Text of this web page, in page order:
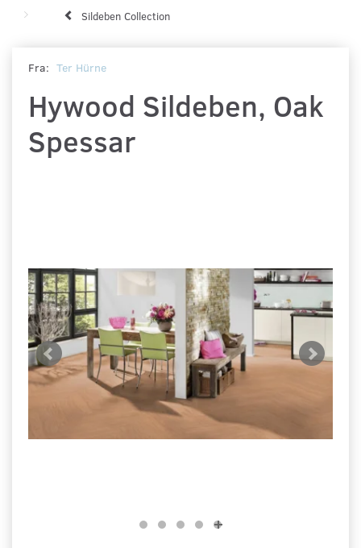
Sildeben Collection
Fra: Ter Hürne
Hywood Sildeben, Oak
Spessar